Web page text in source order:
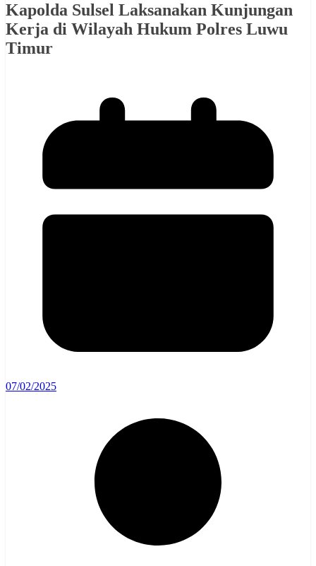
Kapolda Sulsel Laksanakan Kunjungan
Kerja di Wilayah Hukum Polres Luwu
Timur
07/02/2025